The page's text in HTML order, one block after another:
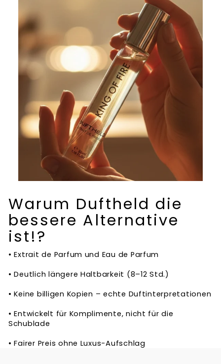
Warum Duftheld die
bessere Alternative
ist!?
• Extrait de Parfum und Eau de Parfum
• Deutlich längere Haltbarkeit (8–12 Std.)
• Keine billigen Kopien – echte Duftinterpretationen
• Entwickelt für Komplimente, nicht für die
Schublade
• Fairer Preis ohne Luxus-Aufschlag